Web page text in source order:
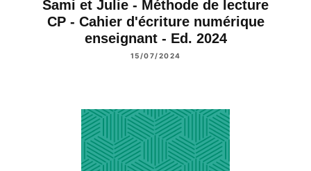
Sami et Julie - Méthode de lecture
CP - Cahier d'écriture numérique
enseignant - Ed. 2024
15/07/2024